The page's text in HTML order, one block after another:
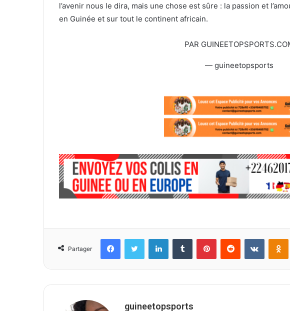
l’avenir nous le dira, mais une chose est sûre : la passion et
en Guinée et sur tout le continent africain.
PAR
— guineetopsports
Partager
guineetopsports